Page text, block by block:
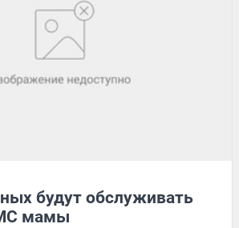
будут обслуживать
мамы